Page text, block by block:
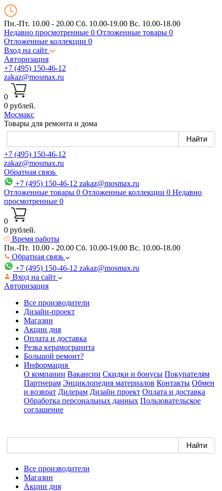
Пн.-Пт. 10.00 - 20.00 Сб. 10.00-19.00 Вс. 10.00-18.00
Недавно просмотренные 0 Отложенные товары 0
Отложенные коллекции 0
Вход на сайт
Авторизация
+7 (495) 150-46-12
zakaz@mosmax.ru
0
0 рублей.
Мосмакс
Товары для ремонта и дома
+7 (495) 150-46-12
zakaz@mosmax.ru
Обратная связь
+7 (495) 150-46-12 zakaz@mosmax.ru
Отложенные товары 0 Отложенные коллекции 0 Недавно
просмотренные 0
0
0 рублей.
Время работы
Пн.-Пт. 10.00 - 20.00 Сб. 10.00-19.00 Вс. 10.00-18.00
Обратная связь
+7 (495) 150-46-12 zakaz@mosmax.ru
Вход на сайт
Авторизация
Все производители
Дизайн-проект
Магазин
Акции дня
Оплата и доставка
Резка керамогранита
Большой ремонт?
Информация
О компании Вакансии Скидки и бонусы Покупателям
Партнерам Энциклопедия материалов Контакты Обмен
и возврат Дилерам Дизайн проект Оплата и доставка
Обработка персональных данных Пользовательское
соглашение
Все производители
Магазин
Акции дня